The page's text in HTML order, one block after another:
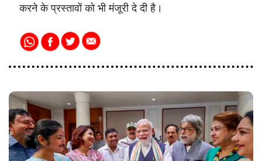
करने के प्रस्तावों को भी मंजूरी दे दी है।